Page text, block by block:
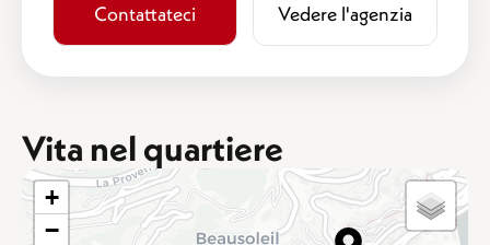
Contattateci ​​Vedere l'agenzia
Vita nel quartiere
+
−